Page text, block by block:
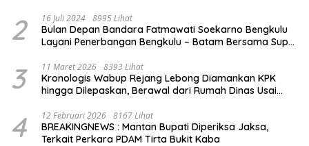
2 16 Juli 2024 8995 Lihat
Bulan Depan Bandara Fatmawati Soekarno Bengkulu
Layani Penerbangan Bengkulu – Batam Bersama Super
3 11 Maret 2026 8393 Lihat
Kronologis Wabup Rejang Lebong Diamankan KPK
hingga Dilepaskan, Berawal dari Rumah Dinas Usai
4 12 Februari 2026 8167 Lihat
BREAKINGNEWS : Mantan Bupati Diperiksa Jaksa,
Terkait Perkara PDAM Tirta Bukit Kaba